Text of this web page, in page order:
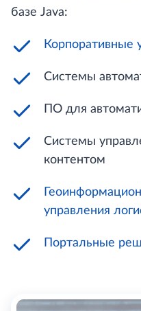
базе Java:
Корпоративные
Системы
ПО для
Системы
контентом
управления
Портальные